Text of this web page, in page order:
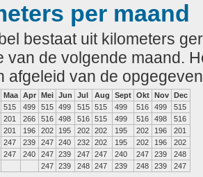
per maand
bestaat uit kilometers
van de volgende maand.
afgeleid van de
Maa Apr Mei Jun Jul Aug Sept Okt Nov Dec
515 499 515 499 515 515 499 516 499
515
201 266 516 498 516 515 499 516 498
516
201 196 202 195 202 202 195 202 196
201
247 239 247 240 232 202 195 202 196
202
247 240 247 239 247 247 240 247 239
248
247 239 248 247 239 248 239 247